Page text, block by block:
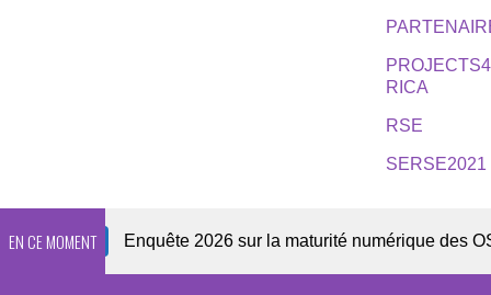
RICA
RSE
SERSE2021
EN CE MOMENTEnquête 2026 sur la maturité numérique des OSC